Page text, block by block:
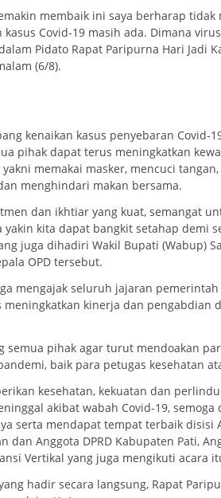
membaik ini saya berharap
kasus Covid-19 masih ada. Dimana
Pidato Rapat Paripurna Hari Jadi
(6/8).
kenaikan kasus penyebaran Covid-
pihak dapat terus meningkatkan
yakni memakai masker, mencuci
menghindari makan bersama.
dan ikhtiar yang kuat, semangat
yakin kita dapat bangkit setahap demi
juga dihadiri Wakil Bupati (Wabup)
OPD tersebut.
mengajak seluruh jajaran pemerintah
kinerja dan pengabdian
semua pihak agar turut mendoakan
baik para petugas kesehatan
kesehatan, kekuatan dan
akibat wabah Covid-19,
serta mendapat tempat terbaik disisi
dan Anggota DPRD Kabupaten Pati,
Vertikal yang juga mengikuti acara
hadir secara langsung, Rapat